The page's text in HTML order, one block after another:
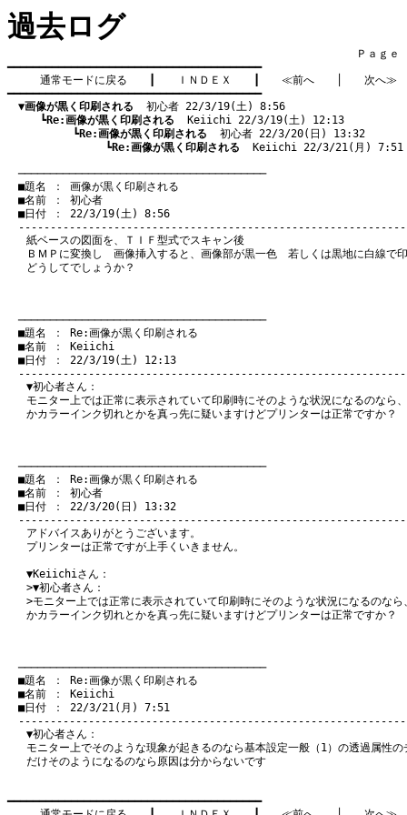
過去ログ
Ｐａｇｅ
━━━━━━━━━━━━━━━━━━━━━━━━━━━━━━━━━━━━━━━━
通常モードに戻る
ＩＮＤＥＸ ≪前へ
次へ≫
━━━━━━━━━━━━━━━━━━━━━━━━━━━━━━━━━━━━━━━━
▼画像が黒く印刷される
  初心者 22/3/19(土) 8:56
┗Re:画像が黒く印刷される
  Keiichi 22/3/19(土) 12:13
┗Re:画像が黒く印刷される
  初心者 22/3/20(日) 13:32
┗Re:画像が黒く印刷される
  Keiichi 22/3/21(月) 7:51
───────────────────────────────────────
■題名 ： 画像が黒く印刷される
■名前 ： 初心者
■日付 ： 22/3/19(土) 8:56
紙ベースの図面を、ＴＩＦ型式でスキャン後
ＢＭＰに変換し 画像挿入すると、画像部が黒一色 若しくは黒地に白線で
どうしてでしょうか？
───────────────────────────────────────
■題名 ： Re:画像が黒く印刷される
■名前 ： Keiichi
■日付 ： 22/3/19(土) 12:13
▼初心者さん：
モニター上では正常に表示されていて印刷時にそのような状況になるのなら
かカラーインク切れとかを真っ先に疑いますけどプリンターは正常ですか？
───────────────────────────────────────
■題名 ： Re:画像が黒く印刷される
■名前 ： 初心者
■日付 ： 22/3/20(日) 13:32
アドバイスありがとうございます。
プリンターは正常ですが上手くいきません。
▼Keiichiさん：
>▼初心者さん：
>モニター上では正常に表示されていて印刷時にそのような状況になるのな
かカラーインク切れとかを真っ先に疑いますけどプリンターは正常ですか？
───────────────────────────────────────
■題名 ： Re:画像が黒く印刷される
■名前 ： Keiichi
■日付 ： 22/3/21(月) 7:51
▼初心者さん：
モニター上でそのような現象が起きるのなら基本設定一般（1）の透過属性
だけそのようになるのなら原因は分からないです
━━━━━━━━━━━━━━━━━━━━━━━━━━━━━━━━━━━━━━━━